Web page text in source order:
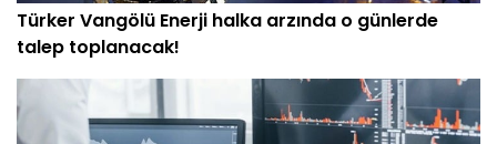
Türker Vangölü Enerji halka arzında o günlerde
talep toplanacak!